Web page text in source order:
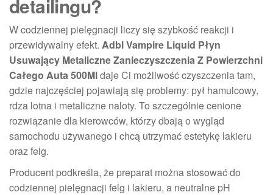
detailingu?
W codziennej pielęgnacji liczy się szybkość reakcji i
przewidywalny efekt. Adbl Vampire Liquid Płyn
Usuwający Metaliczne Zanieczyszczenia Z Powierzchni
Całego Auta 500Mldaje Ci możliwość czyszczenia tam,
gdzie najczęściej pojawiają się problemy: pył hamulcowy,
rdza lotna i metaliczne naloty. To szczególnie cenione
rozwiązanie dla kierowców, którzy dbają o wygląd
samochodu używanego i chcą utrzymać estetykę lakieru
oraz felg.
Producent podkreśla, że preparat można stosować do
codziennej pielęgnacji felg i lakieru, a neutralne pH